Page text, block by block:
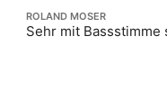
ROLAND MOSER
Sehr mit Bassstimme